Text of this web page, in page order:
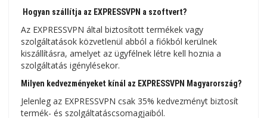
Hogyan szállítja az EXPRESSVPN a szoftvert?
Az EXPRESSVPN által biztosított termékek vagy
szolgáltatások közvetlenül abból a fiókból kerülnek
kiszállításra, amelyet az ügyfélnek létre kell hoznia a
szolgáltatás igénylésekor.
Milyen kedvezményeket kínál az EXPRESSVPN Magyarország?
Jelenleg az EXPRESSVPN csak 35% kedvezményt biztosít
termék- és szolgáltatáscsomagjaiból.